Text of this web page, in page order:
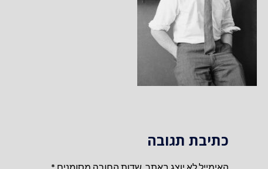
כתיבת תגובה
האימייל לא יוצג באתר. שדות החובה מסומנים *